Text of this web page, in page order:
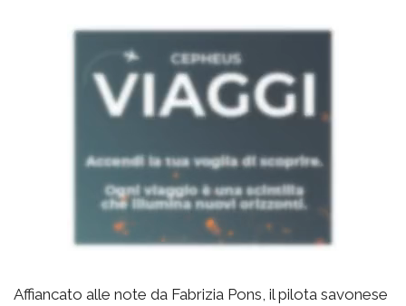
Affiancato alle note da Fabrizia Pons, il pilota savonese